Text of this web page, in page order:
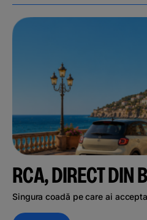
RCA, DIRECT DIN
Singura coadă pe care ai